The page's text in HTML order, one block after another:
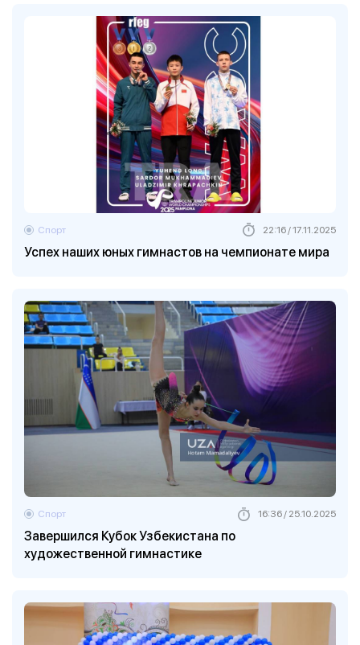
Успех наших юных гимнастов на чемпионате мира
Спорт 22:16 / 17.11.2025
Завершился Кубок Узбекистана по
художественной гимнастике
Спорт 16:36 / 25.10.2025